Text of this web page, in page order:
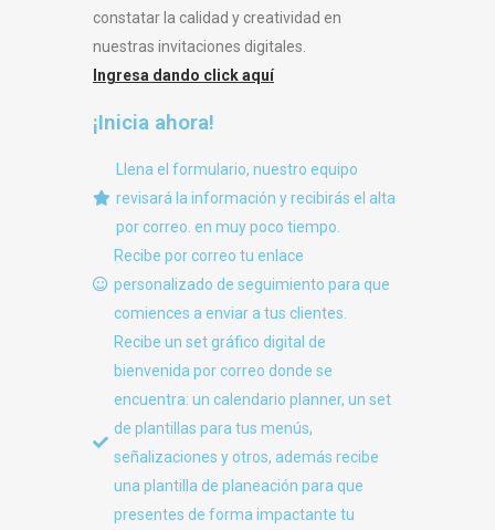
constatar la calidad y creatividad en
nuestras invitaciones digitales.
Ingresa dando click aquí
¡Inicia ahora!
Llena el formulario, nuestro equipo
revisará la información y recibirás el alta
por correo. en muy poco tiempo.
Recibe por correo tu enlace
personalizado de seguimiento para que
comiences a enviar a tus clientes.
Recibe un set gráfico digital de
bienvenida por correo donde se
encuentra: un calendario planner, un set
de plantillas para tus menús,
señalizaciones y otros, además recibe
una plantilla de planeación para que
presentes de forma impactante tu